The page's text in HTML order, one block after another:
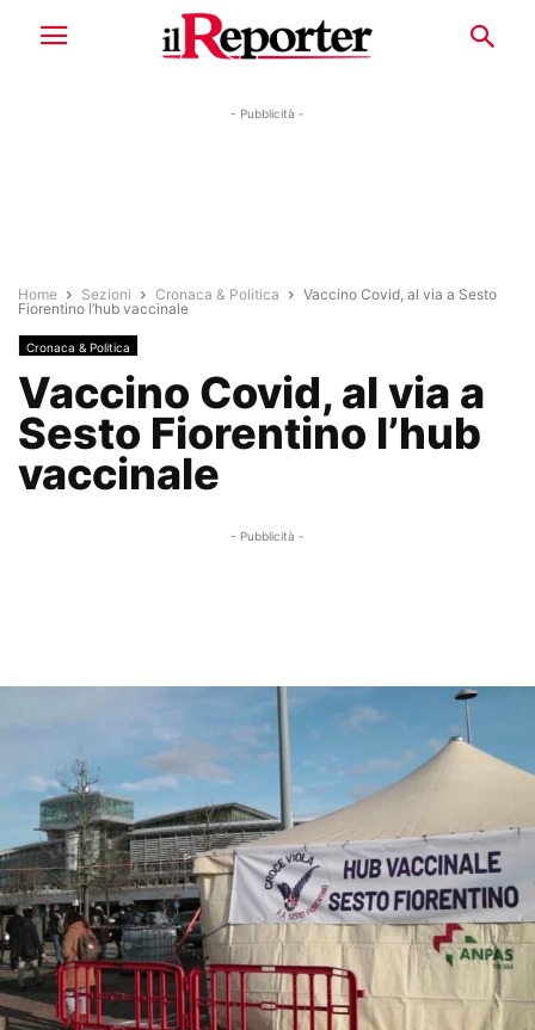
- Pubblicità -
Home Sezioni Cronaca & Politica
Vaccino Covid, al via a Sesto
Fiorentino l’hub vaccinale
Cronaca & Politica
Vaccino Covid, al via a
Sesto Fiorentino l’hub
vaccinale
- Pubblicità -